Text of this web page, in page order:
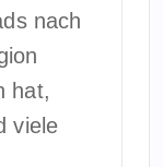
nach
hat,
viele